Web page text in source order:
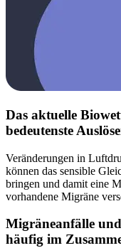
Das aktuelle
bedeutenste
Veränderungen in
können das sensible
bringen und damit eine
vorhandene Migräne
Migräneanfälle
häufig im